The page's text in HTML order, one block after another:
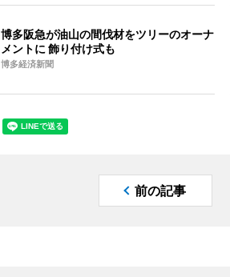
博多阪急が油山の間伐材をツリーのオーナ
メントに 飾り付け式も
博多経済新聞
前の記事